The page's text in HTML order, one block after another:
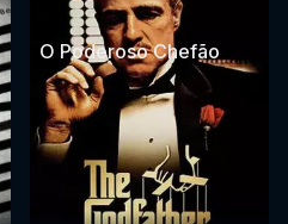
O Poderoso Chefão